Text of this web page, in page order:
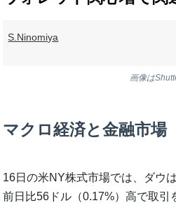
S.Ninomiya
画像は
マクロ経済と金融市場
16日の米NY株式市場では、ダウは
前日比56ドル（0.17%）高で取引